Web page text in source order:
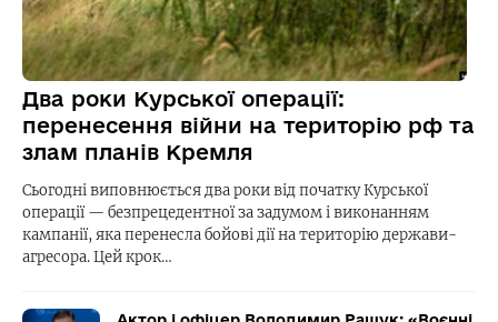
Два роки Курської операції:
перенесення війни на територію рф та
злам планів Кремля
Сьогодні виповнюється два роки від початку Курської
операції — безпрецедентної за задумом і виконанням
кампанії, яка перенесла бойові дії на територію держави-
агресора. Цей крок…